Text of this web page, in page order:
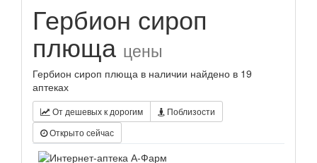
Гербион сироп
плюща цены
Гербион сироп плюща в наличии найдено в 19
аптеках
От дешевых к дорогим
Поблизости
Открыто сейчас